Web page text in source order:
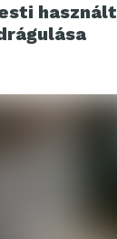
használt